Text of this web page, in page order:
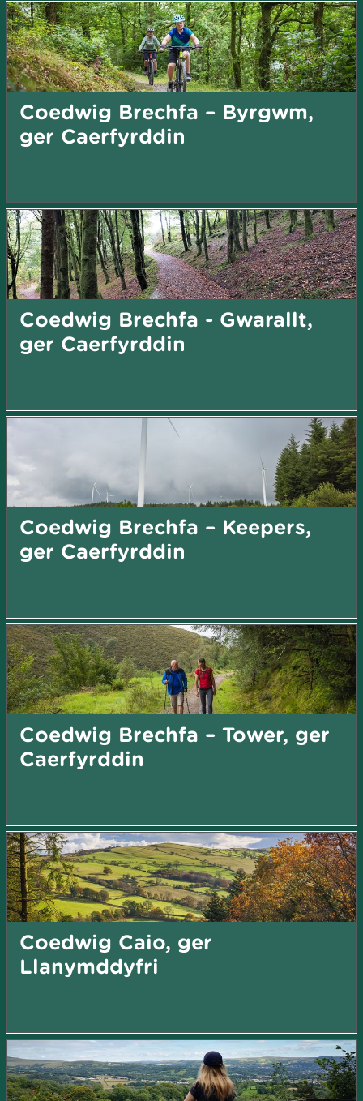
Coedwig Brechfa – Byrgwm,
ger Caerfyrddin
Coedwig Brechfa - Gwarallt,
ger Caerfyrddin
Coedwig Brechfa – Keepers,
ger Caerfyrddin
Coedwig Brechfa – Tower, ger
Caerfyrddin
Coedwig Caio, ger
Llanymddyfri